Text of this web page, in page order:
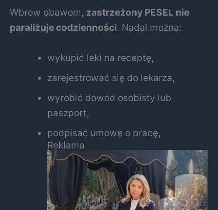
Wbrew obawom, zastrzeżony PESEL nie
paraliżuje codzienności. Nadal można:
wykupić leki na receptę,
zarejestrować się do lekarza,
wyrobić dowód osobisty lub
paszport,
podpisać umowę o pracę,
Reklama